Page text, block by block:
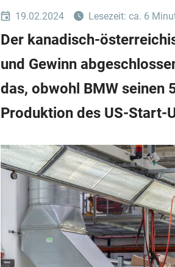
19.02.2024 Lesezeit: ca. 6
Der kanadisch-
und Gewinn
das, obwohl BMW seinen
Produktion des US-Start-